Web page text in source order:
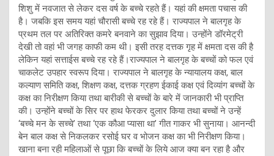
शिशु में नवजात से लेकर दस वर्ष के बच्चे रहते हैं। यहां की क्षमता पचास की
है। जबकि इस समय यहां चौरासी बच्चे रह रहे हैं। राज्यपाल ने बालगृह के
प्रथम तल पर अतिरिक्त कमरे बनवाने का सुझाव दिया। उन्होंने डॉरमेट्री
देखी तो वहां भी जगह काफी कम थी। इसी तरह दत्तक गृह में क्षमता दस की है
लेकिन यहां सत्ताईस बच्चे रह रहे हैं।राज्यपाल ने बालगृह के बच्चों को फल एवं
चाकलेट उपहार स्वरूप दिया। राज्यपाल ने बालगृह के न्यायालय कक्ष, बाल
कल्याण समिति कक्ष, शिक्षण कक्ष, दत्तक ग्रहण ईकाई कक्ष एवं दिव्यांग बच्चों के
कक्ष का निरीक्षण किया तथा बारीकी से बच्चों के बारे में जानकारी भी प्राप्ति
की। उन्होंने बच्चों के सिर पर हाथ फेरकर दुलार किया तथा बच्चों ने उन्हें
‘बच्चे मन के सच्चे’ तथा ‘एक कौआ प्यासा था’ गीत गाकर भी सुनाया। आनन्दी
बेन बाल कक्ष से निकलकर रसोई घर व भोजन कक्ष का भी निरीक्षण किया।
खाना बना रही महिलाओं से पूछा कि बच्चों के लिये आज क्या बन रहा है और